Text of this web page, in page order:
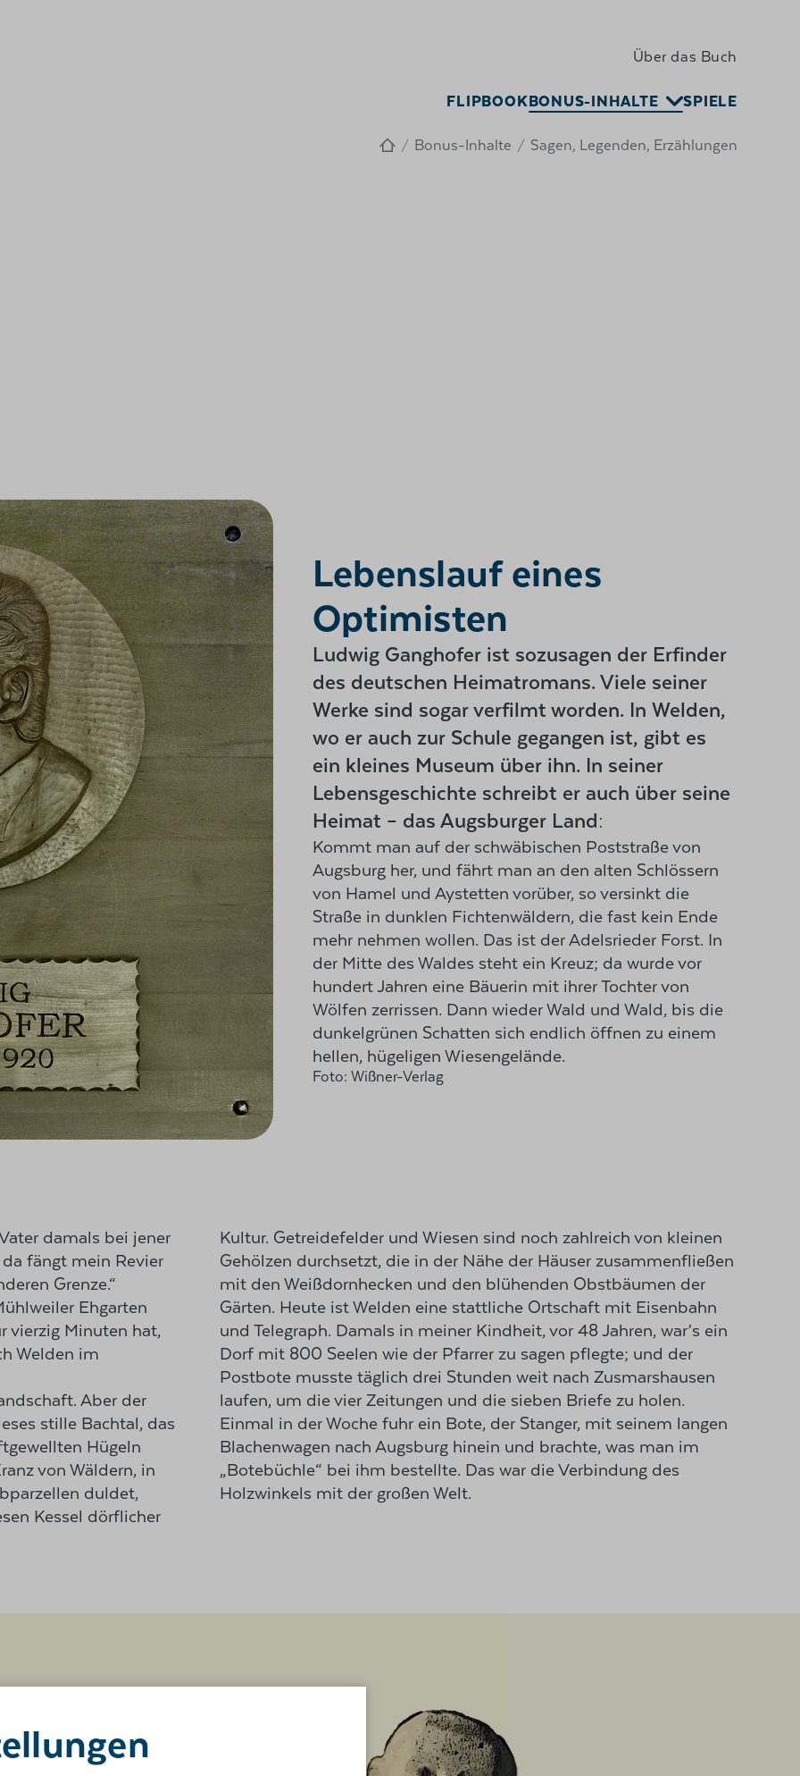
FLIPBOOKBONUS-INHALTE SPIELE
Über das Buch
/ Bonus-Inhalte / Sagen, Legenden, Erzählungen
Lebenslauf eines
Optimisten
Ludwig Ganghofer ist sozusagen der Erfinder
des deutschen Heimatromans. Viele seiner
Werke sind sogar verfilmt worden. In Welden,
wo er auch zur Schule gegangen ist, gibt es
ein kleines Museum über ihn. In seiner
Lebensgeschichte schreibt er auch über seine
Heimat – das Augsburger Land:
Kommt man auf der schwäbischen Poststraße von
Augsburg her, und fährt man an den alten Schlössern
von Hamel und Aystetten vorüber, so versinkt die
Straße in dunklen Fichtenwäldern, die fast kein Ende
mehr nehmen wollen. Das ist der Adelsrieder Forst. In
der Mitte des Waldes steht ein Kreuz; da wurde vor
hundert Jahren eine Bäuerin mit ihrer Tochter von
Wölfen zerrissen. Dann wieder Wald und Wald, bis die
dunkelgrünen Schatten sich endlich öffnen zu einem
hellen, hügeligen Wiesengelände.
Foto: Wißner-Verlag
damals bei jener
fängt mein Revier
Grenze.“
Ehgarten
vierzig Minuten hat,
Welden im
Aber der
stille Bachtal, das
Hügeln
von Wäldern, in
duldet,
Kessel dörflicher
Kultur. Getreidefelder und Wiesen sind noch zahlreich von kleinen
Gehölzen durchsetzt, die in der Nähe der Häuser zusammenfließen
mit den Weißdornhecken und den blühenden Obstbäumen der
Gärten. Heute ist Welden eine stattliche Ortschaft mit Eisenbahn
und Telegraph. Damals in meiner Kindheit, vor 48 Jahren, war’s ein
Dorf mit 800 Seelen wie der Pfarrer zu sagen pflegte; und der
Postbote musste täglich drei Stunden weit nach Zusmarshausen
Briefe zu holen.
mit seinem langen
was man im
Verbindung des
Holzwinkels mit der großen Welt.